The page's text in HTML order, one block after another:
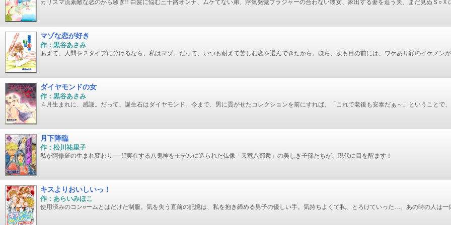
カリスマ流素敵な恋のから騒ぎ!! 白髪に悩む三十路オンナ、ムケてない弟、浮気発覚ブラジャーの合わない彼女、家出する妻を追う夫、まだ見ぬＳ○
マゾな恋が好き
作：黒谷あさみ
あえて、人間を２タイプに分けるなら、私はマゾ。だって、いつも耐えて苦しむ恋を選んできたから。ほら、次も目の前には、ワケあり顔のイケメ
ダイヤモンドの女
作：黒谷あさみ
４月生まれに、感謝。だって、誕生石はダイヤモンド。今まで、男に貢がせたコレクションを前にすれば、「これで老後も安泰だぁ～」ということで
月下降臨
作：松川祐里子
私が阿修羅の生まれ変わり──!?実在する八鬼神をモデルに造られた仏像「天竜八部衆」の美しき子孫たちが、現代に目を醒ます！
キスよりおいしいっ！
作：あらいみほこ
使用済みのコン○ームとはだけた制服。気を失う直前の記憶は、私を抱き締める男子の優しい手。気持ちよくて私、とろけていった…。あの時の人